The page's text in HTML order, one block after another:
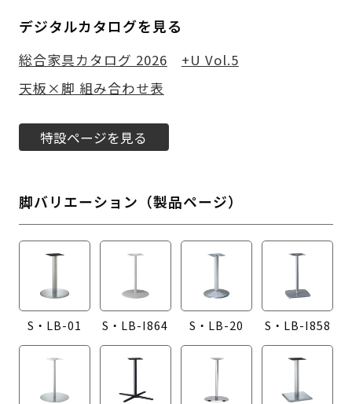
デジタルカタログを見る
総合家具カタログ 2026
+U Vol.5
天板×脚 組み合わせ表
特設ページを見る
脚バリエーション（製品ページ）
S・LB-01 S・LB-I864 S・LB-20 S・LB-I858